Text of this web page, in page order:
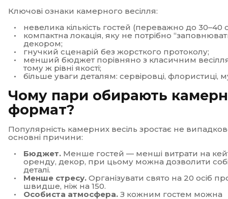
Ключові ознаки камерного весілля:
невелика кількість гостей (переважно до 30–40
компактна локація, яку не потрібно
декором;
гнучкий сценарій без жорсткого протоколу;
менший бюджет порівняно з класичним
тому ж рівні якості;
більше уваги деталям: сервіровці, флористиці,
Чому пари обирають
формат?
Популярність камерних весіль зростає не
основні причини:
Бюджет. Менше гостей — менші витрати на
оренду, декор, при цьому можна дозволити собі
деталі.
Менше стресу. Організувати свято на 20 осіб
швидше, ніж на 150.
Особиста атмосфера. З кожним гостем можна